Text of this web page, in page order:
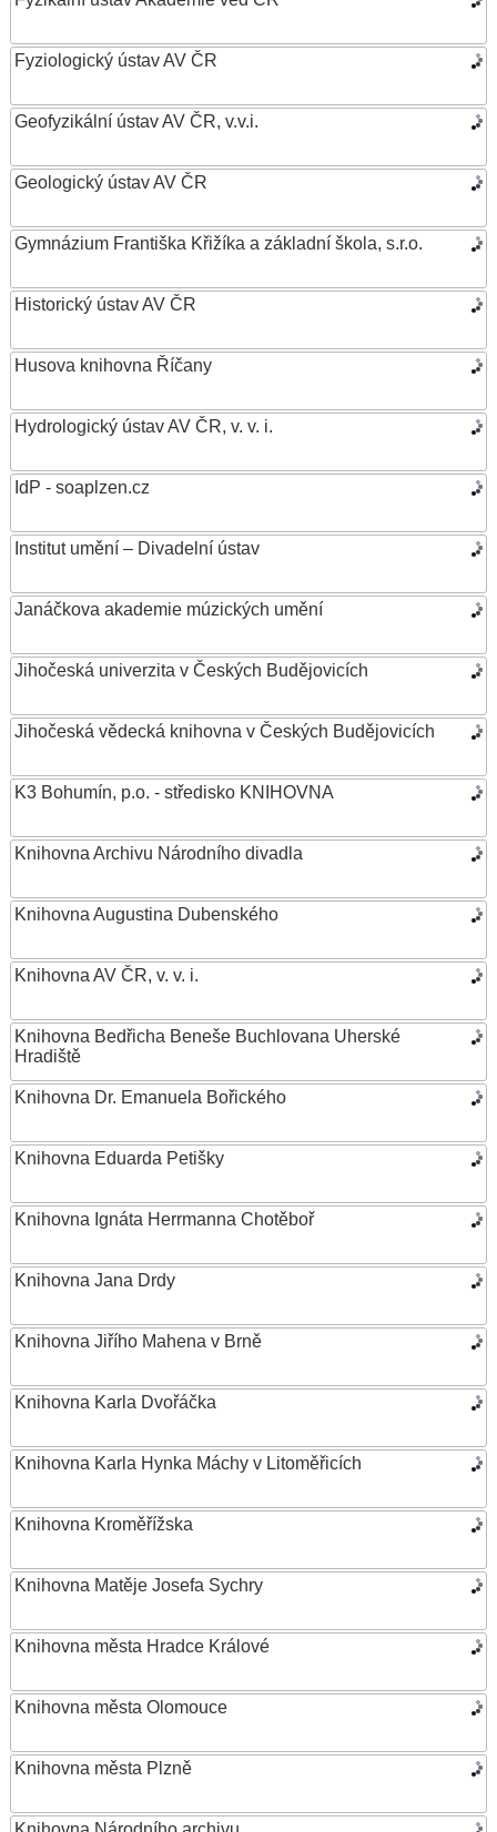
Fyziologický ústav AV ČR
Geofyzikální ústav AV ČR, v.v.i.
Geologický ústav AV ČR
Gymnázium Františka Křižíka a základní škola, s.r.o.
Historický ústav AV ČR
Husova knihovna Říčany
Hydrologický ústav AV ČR, v. v. i.
IdP - soaplzen.cz
Institut umění – Divadelní ústav
Janáčkova akademie múzických umění
Jihočeská univerzita v Českých Budějovicích
Jihočeská vědecká knihovna v Českých Budějovicích
K3 Bohumín, p.o. - středisko KNIHOVNA
Knihovna Archivu Národního divadla
Knihovna Augustina Dubenského
Knihovna AV ČR, v. v. i.
Knihovna Bedřicha Beneše Buchlovana Uherské
Hradiště
Knihovna Dr. Emanuela Bořického
Knihovna Eduarda Petišky
Knihovna Ignáta Herrmanna Chotěboř
Knihovna Jana Drdy
Knihovna Jiřího Mahena v Brně
Knihovna Karla Dvořáčka
Knihovna Karla Hynka Máchy v Litoměřicích
Knihovna Kroměřížska
Knihovna Matěje Josefa Sychry
Knihovna města Hradce Králové
Knihovna města Olomouce
Knihovna města Plzně